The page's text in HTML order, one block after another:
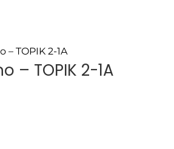
– TOPIK 2-1A
– TOPIK 2-1A